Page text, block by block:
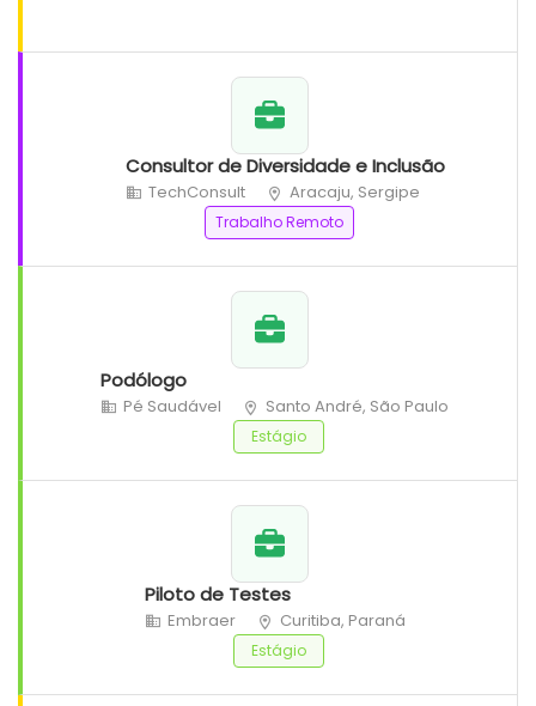
Consultor de Diversidade e Inclusão
TechConsult Aracaju, Sergipe
Trabalho Remoto
Podólogo
Pé Saudável Santo André, São Paulo
Estágio
Piloto de Testes
Embraer Curitiba, Paraná
Estágio